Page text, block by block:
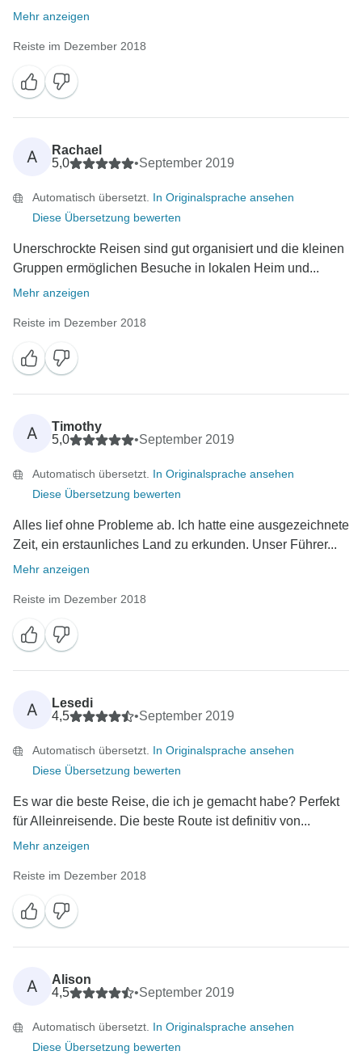
Mehr anzeigen
Reiste im Dezember 2018
A
Rachael
5,0
•September 2019
Automatisch übersetzt. In Originalsprache ansehen
Diese Übersetzung bewerten
Unerschrockte Reisen sind gut organisiert und die kleinen
Gruppen ermöglichen Besuche in lokalen Heim und...
Mehr anzeigen
Reiste im Dezember 2018
A
Timothy
5,0
•September 2019
Automatisch übersetzt. In Originalsprache ansehen
Diese Übersetzung bewerten
Alles lief ohne Probleme ab. Ich hatte eine ausgezeichnete
Zeit, ein erstaunliches Land zu erkunden. Unser Führer...
Mehr anzeigen
Reiste im Dezember 2018
A
Lesedi
4,5
•September 2019
Automatisch übersetzt. In Originalsprache ansehen
Diese Übersetzung bewerten
Es war die beste Reise, die ich je gemacht habe? Perfekt
für Alleinreisende. Die beste Route ist definitiv von...
Mehr anzeigen
Reiste im Dezember 2018
A
Alison
4,5
•September 2019
Automatisch übersetzt. In Originalsprache ansehen
Diese Übersetzung bewerten